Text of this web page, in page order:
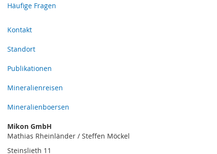
Häufige Fragen
Kontakt
Standort
Publikationen
Mineralienreisen
Mineralienboersen
Mikon GmbH
Mathias Rheinländer / Steffen Möckel
Steinslieth 11